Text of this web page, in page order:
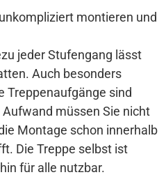
montieren und
jeder Stufengang lässt
Auch besonders
Treppenaufgänge sind
müssen Sie nicht
Montage schon innerhalb
Die Treppe selbst ist
für alle nutzbar.